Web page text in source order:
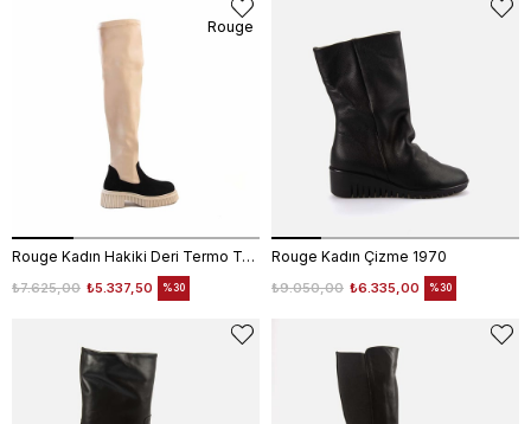
Rouge Kadın Hakiki Deri Termo Taban Siyah Süet-Bej Günlük Çizme
₺5.337,50
₺7.625,00 %30
Rouge
Rouge Kadın Çizme 1970
₺6.335,00
₺9.050,00 %30